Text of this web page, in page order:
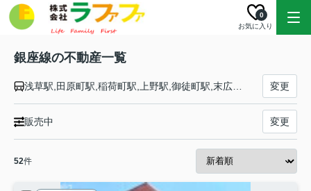
お気に入り
0
銀座線の不動産一覧
変更
販売中 変更
52件